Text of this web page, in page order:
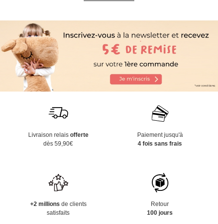
Livraison relais offerte
dès 59,90€
Paiement jusqu'à
4 fois sans frais
+2 millions de clients
satisfaits
Retour
100 jours